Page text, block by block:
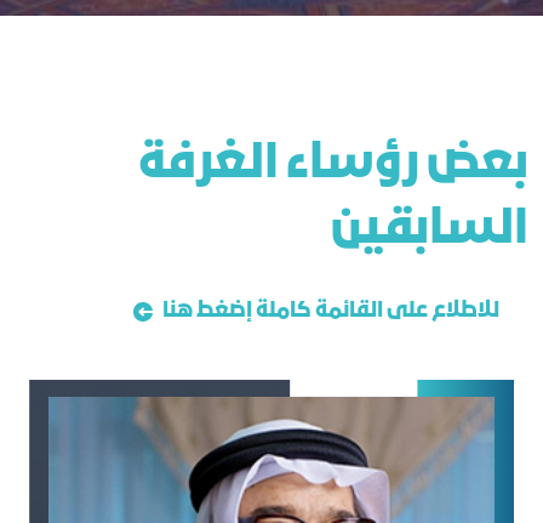
ﺑﻌﺾ رؤﺳﺎء اﻟﻐﺮﻓﺔ
اﻟﺴﺎﺑﻘﻴﻦ
للاطلاع على القائمة كاملة إضغط هنا